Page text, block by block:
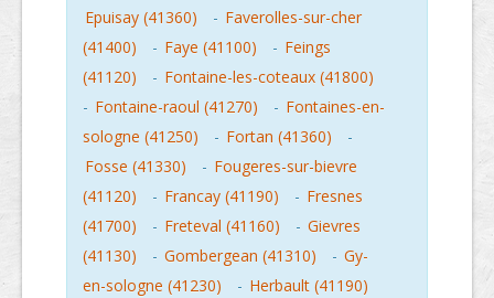
Epuisay (41360)
- Faverolles-sur-cher
(41400)
- Faye (41100) - Feings
(41120)
- Fontaine-les-coteaux (41800)
- Fontaine-raoul (41270) - Fontaines-en-
sologne (41250)
- Fortan (41360)
-
Fosse (41330)
- Fougeres-sur-bievre
(41120)
- Francay (41190) - Fresnes
(41700)
- Freteval (41160) - Gievres
(41130)
- Gombergean (41310) - Gy-
en-sologne (41230)
- Herbault (41190)